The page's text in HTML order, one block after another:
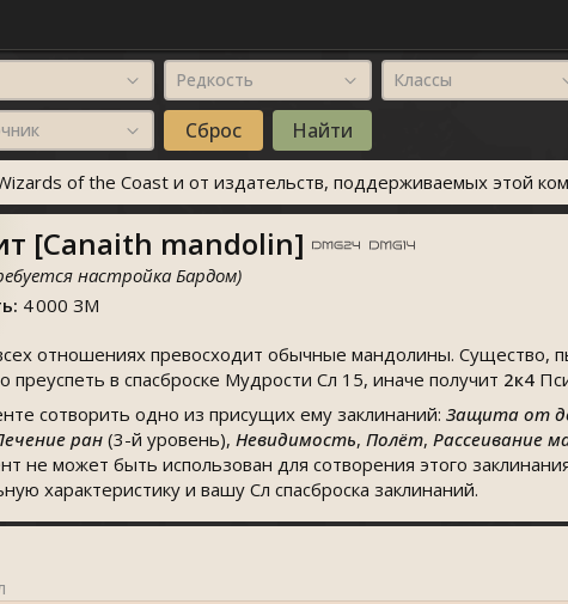
Редкость Классы
of the Coast и от издательств, поддерживаемых этой
[Canaith mandolin]
настройка Бардом)
4 000 ЗМ
отношениях превосходит обычные мандолины. Существо,
в спасброске Мудрости Сл 15, иначе получит 2к4
сотворить одно из присущих ему заклинаний: Защита от
ран(3-й уровень), Невидимость, Полёт, Рассеивание
не может быть использован для сотворения этого
характеристику и вашу Сл спасброска заклинаний.